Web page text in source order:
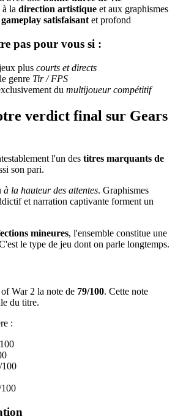
à la direction artistique et aux graphismes
gameplay satisfaisant et profond
pas pour vous si :
plus courts et directs
genre Tir / FPS
du multijoueur compétitif
verdict final sur Gears
l'un des titres marquants de
son pari.
à la hauteur des attentes. Graphismes
et narration captivante forment un
mineures, l'ensemble constitue une
le type de jeu dont on parle longtemps.
War 2 la note de 79/100. Cette note
du titre.
:
100